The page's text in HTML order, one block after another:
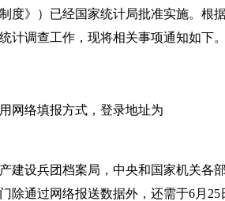
度》）已经国家统计局批准实施。 根
计调查工作，现将相关事项通知如下。
网络填报方式，登录地址为
建设兵团档案局，中央和国家机关各
除通过网络报送数据外，还需于6月25